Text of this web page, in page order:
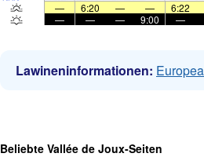
— 6:20 — — 6:22
—
— — 9:00 —
Lawineninformationen:
Beliebte Vallée de Joux-Seiten